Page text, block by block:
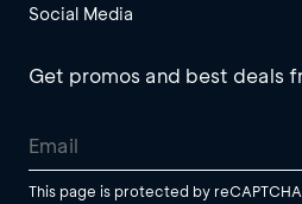
Social Media
Get promos and best deals
This page is protected by